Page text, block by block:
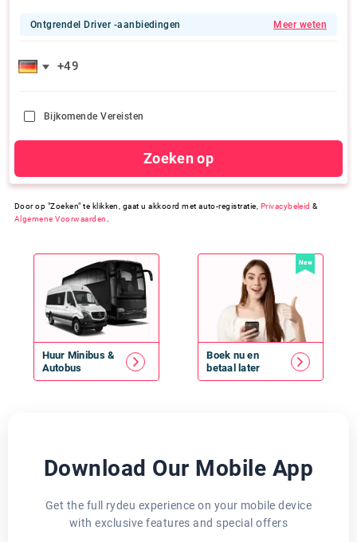
Ontgrendel Driver -aanbiedingen Meer weten
Bijkomende Vereisten
Zoeken op
Door op "Zoeken" te klikken, gaat u akkoord met auto-registratie, Privacybeleid &
Algemene Voorwaarden
Huur Minibus&
Autobus
New
Boek nu en
betaal later
Download Our Mobile App
Get the full rydeu experience on your mobile device
with exclusive features and special offers